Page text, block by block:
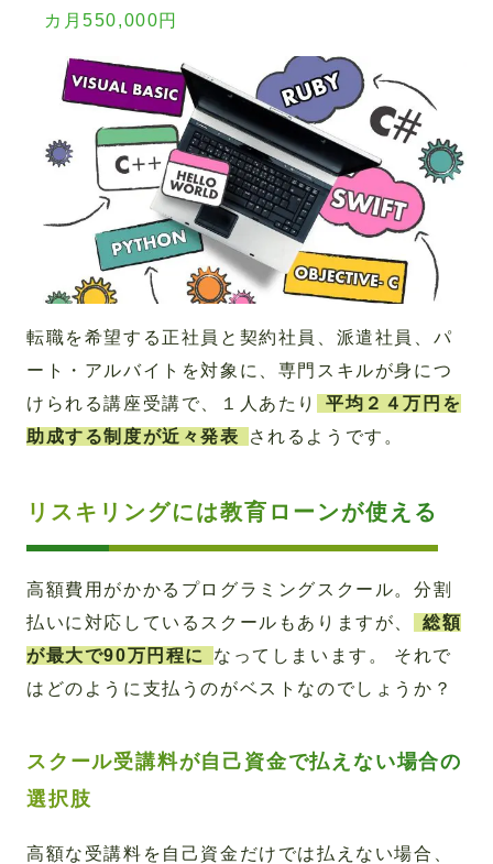
カ月550,000円
転職を希望する正社員と契約社員、派遣社員、パ
ート・アルバイトを対象に、専門スキルが身につ
けられる講座受講で、１人あたり
平均２４万円を
助成する制度が近々発表
されるようです。
リスキリングには教育ローンが使える
高額費用がかかるプログラミングスクール。分割
払いに対応しているスクールもありますが、
総額
が最大で90万円程に
なってしまいます。 それで
はどのように支払うのがベストなのでしょうか？
スクール受講料が自己資金で払えない場合の
選択肢
高額な受講料を自己資金だけでは払えない場合、